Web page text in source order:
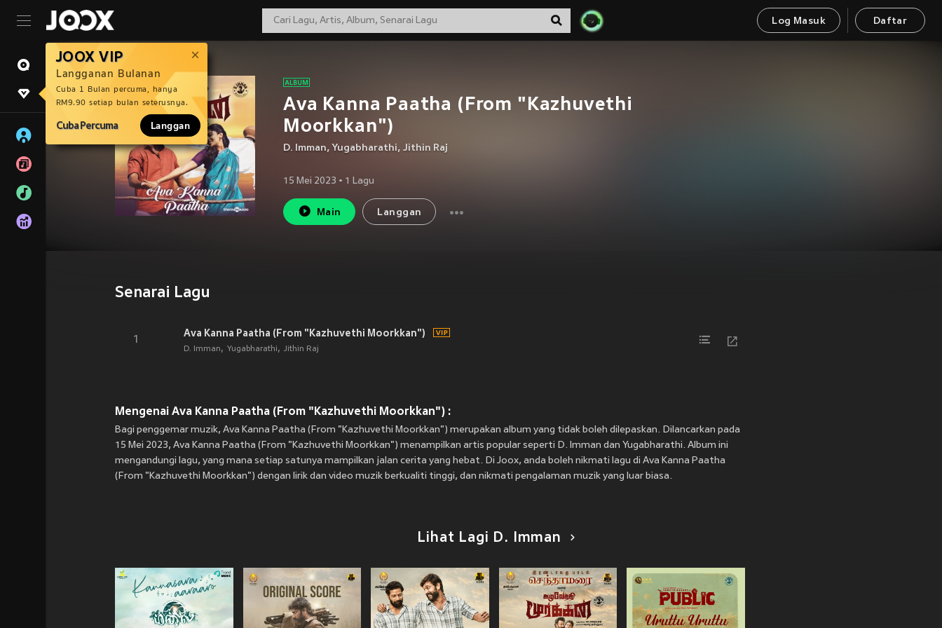
Log Masuk Daftar
JOOX VIP
Langganan Bulanan
Cuba 1 Bulan percuma, hanya
RM9.90 setiap bulan seterusnya.
Cuba Percuma Langgan
Ava Kanna Paatha (From "Kazhuvethi
Moorkkan")
D. Imman, Yugabharathi, Jithin Raj
15 Mei 2023 • 1 Lagu
Main Langgan
Senarai Lagu
1
Ava Kanna Paatha (From "Kazhuvethi Moorkkan")
D. Imman Yugabharathi Jithin Raj
Mengenai Ava Kanna Paatha (From "Kazhuvethi Moorkkan") :
Bagi penggemar muzik, Ava Kanna Paatha (From "Kazhuvethi Moorkkan") merupakan album yang tidak boleh dilepaskan. Dilancarkan pada
15 Mei 2023, Ava Kanna Paatha (From "Kazhuvethi Moorkkan") menampilkan artis popular seperti D. Imman dan Yugabharathi. Album ini
mengandungi lagu, yang mana setiap satunya mampilkan jalan cerita yang hebat. Di Joox, anda boleh nikmati lagu di Ava Kanna Paatha
(From "Kazhuvethi Moorkkan") dengan lirik dan video muzik berkualiti tinggi, dan nikmati pengalaman muzik yang luar biasa.
Lihat Lagi D. Imman